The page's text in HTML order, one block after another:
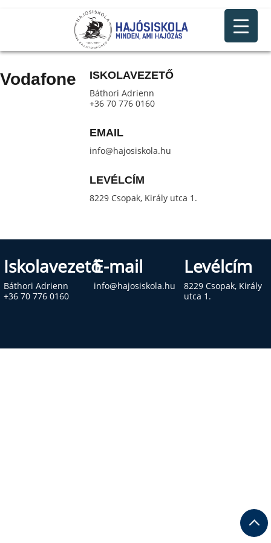
Vodafone ISKOLAVEZETŐ
Báthori Adrienn
+36 70 776 0160
EMAIL
info@hajosiskola.hu
LEVÉLCÍM
8229 Csopak, Király utca 1.
Iskolavezető
Báthori Adrienn
+36 70 776 0160
E-mail
info@hajosiskola.hu
Levélcím
8229 Csopak, Király
utca 1.